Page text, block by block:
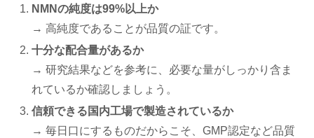
NMNの純度は99%以上か
→ 高純度であることが品質の証です。
十分な配合量があるか
→ 研究結果などを参考に、必要な量がしっかり含ま
れているか確認しましょう。
信頼できる国内工場で製造されているか
→ 毎日口にするものだからこそ、GMP認定など品質